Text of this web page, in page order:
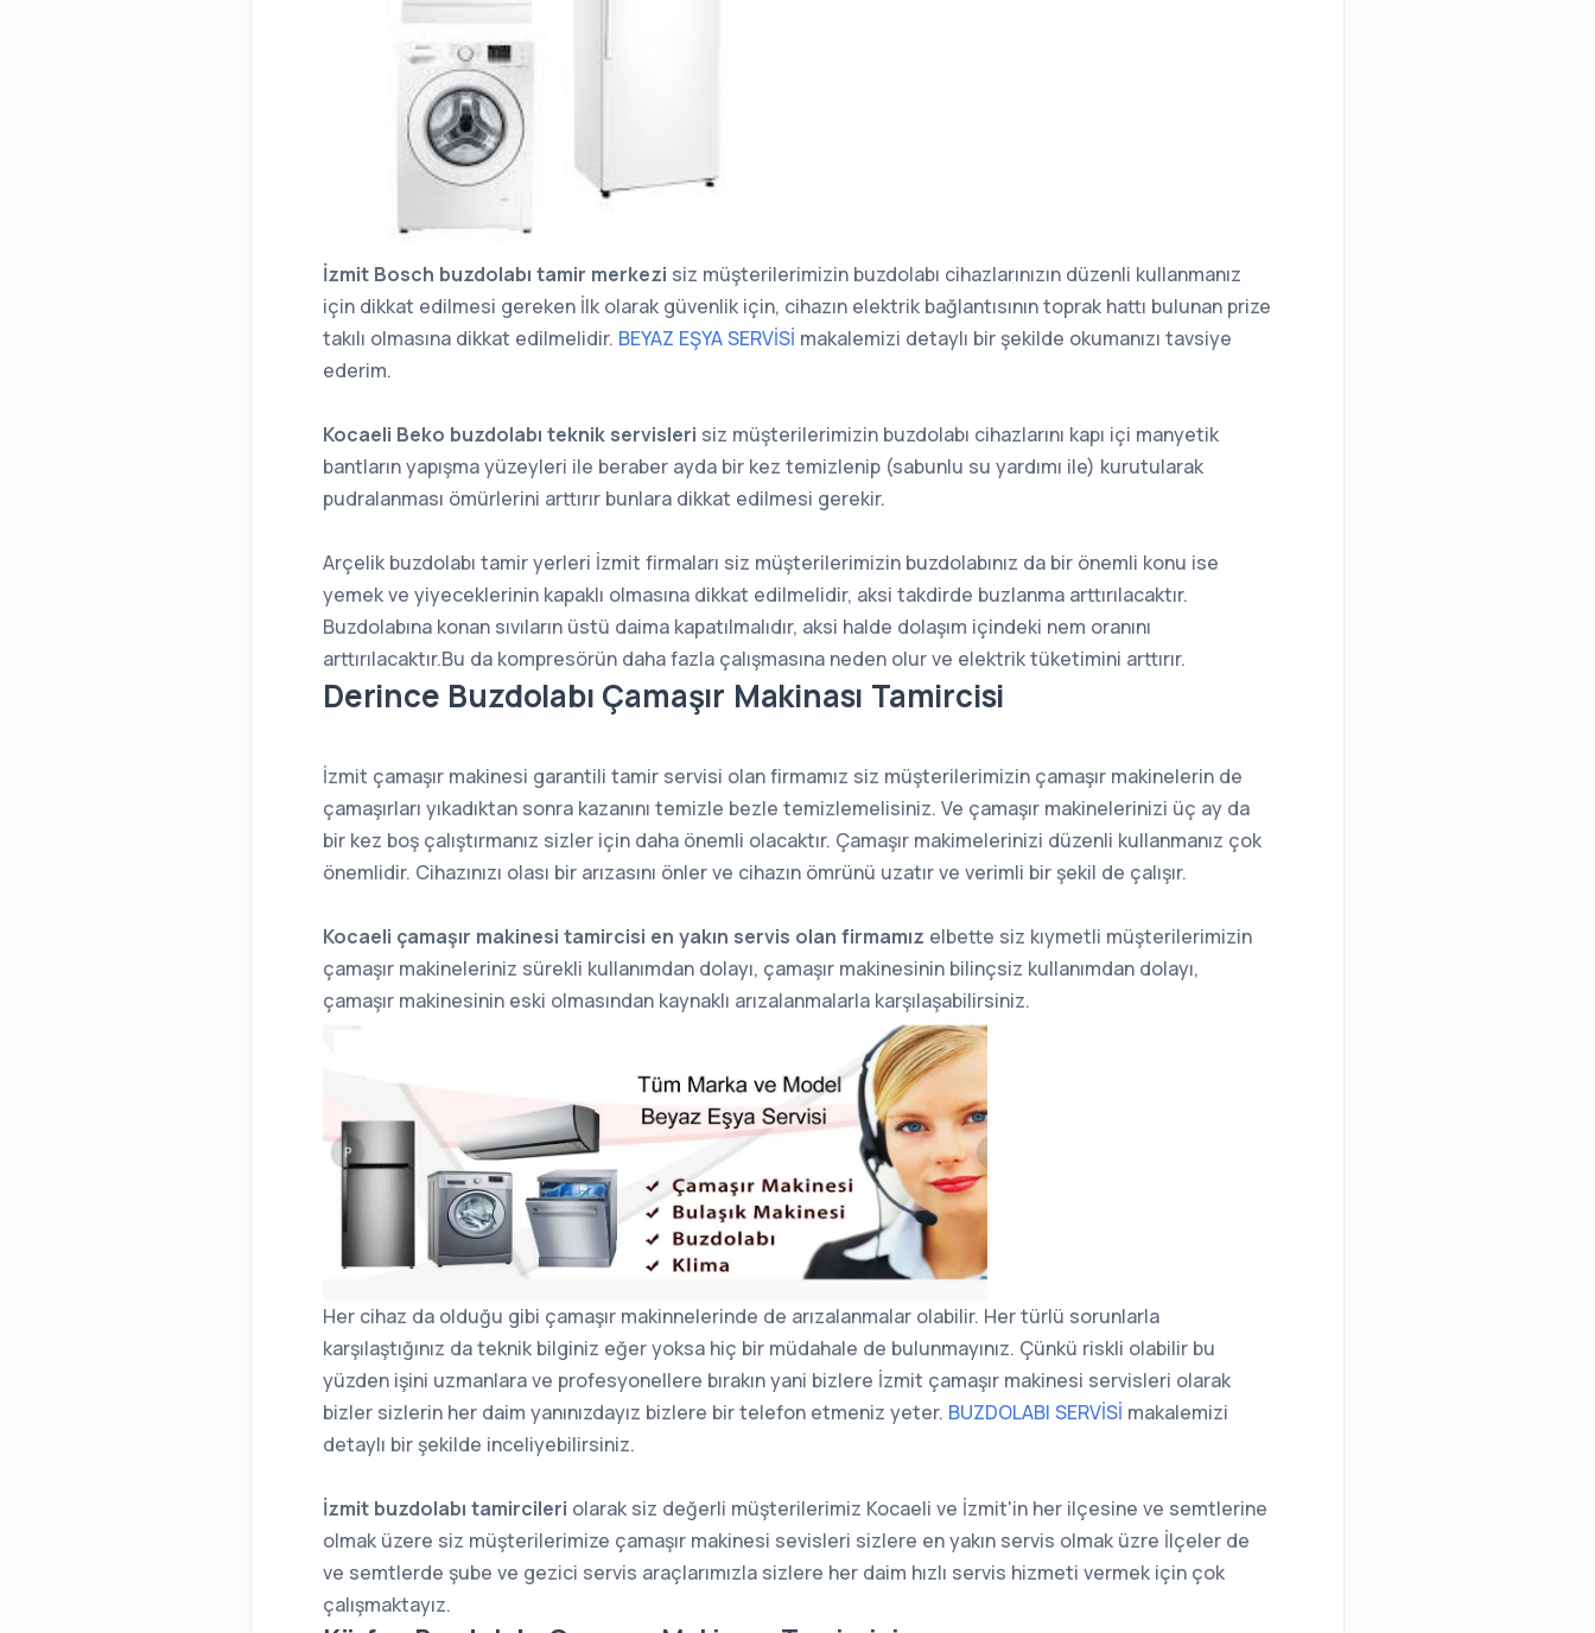
İzmit Bosch buzdolabı tamir merkezi siz müşterilerimizin buzdolabı cihazlarınızın düzenli kullanmanız
için dikkat edilmesi gereken İlk olarak güvenlik için, cihazın elektrik bağlantısının toprak hattı bulunan prize
takılı olmasına dikkat edilmelidir. BEYAZ EŞYA SERVİSİ makalemizi detaylı bir şekilde okumanızı tavsiye
ederim.
Kocaeli Beko buzdolabı teknik servisleri siz müşterilerimizin buzdolabı cihazlarını kapı içi manyetik
bantların yapışma yüzeyleri ile beraber ayda bir kez temizlenip (sabunlu su yardımı ile) kurutularak
pudralanması ömürlerini arttırır bunlara dikkat edilmesi gerekir.
Arçelik buzdolabı tamir yerleri İzmit firmaları siz müşterilerimizin buzdolabınız da bir önemli konu ise
yemek ve yiyeceklerinin kapaklı olmasına dikkat edilmelidir, aksi takdirde buzlanma arttırılacaktır.
Buzdolabına konan sıvıların üstü daima kapatılmalıdır, aksi halde dolaşım içindeki nem oranını
arttırılacaktır.Bu da kompresörün daha fazla çalışmasına neden olur ve elektrik tüketimini arttırır.
Derince Buzdolabı Çamaşır Makinası Tamircisi
İzmit çamaşır makinesi garantili tamir servisi olan firmamız siz müşterilerimizin çamaşır makinelerin de
çamaşırları yıkadıktan sonra kazanını temizle bezle temizlemelisiniz. Ve çamaşır makinelerinizi üç ay da
bir kez boş çalıştırmanız sizler için daha önemli olacaktır. Çamaşır makimelerinizi düzenli kullanmanız çok
önemlidir. Cihazınızı olası bir arızasını önler ve cihazın ömrünü uzatır ve verimli bir şekil de çalışır.
Kocaeli çamaşır makinesi tamircisi en yakın servis olan firmamız elbette siz kıymetli müşterilerimizin
çamaşır makineleriniz sürekli kullanımdan dolayı, çamaşır makinesinin bilinçsiz kullanımdan dolayı,
çamaşır makinesinin eski olmasından kaynaklı arızalanmalarla karşılaşabilirsiniz.
Her cihaz da olduğu gibi çamaşır makinnelerinde de arızalanmalar olabilir. Her türlü sorunlarla
karşılaştığınız da teknik bilginiz eğer yoksa hiç bir müdahale de bulunmayınız. Çünkü riskli olabilir bu
yüzden işini uzmanlara ve profesyonellere bırakın yani bizlere İzmit çamaşır makinesi servisleri olarak
bizler sizlerin her daim yanınızdayız bizlere bir telefon etmeniz yeter. BUZDOLABI SERVİSİ makalemizi
detaylı bir şekilde inceliyebilirsiniz.
İzmit buzdolabı tamircileri olarak siz değerli müşterilerimiz Kocaeli ve İzmit'in her ilçesine ve semtlerine
olmak üzere siz müşterilerimize çamaşır makinesi sevisleri sizlere en yakın servis olmak üzre İlçeler de
ve semtlerde şube ve gezici servis araçlarımızla sizlere her daim hızlı servis hizmeti vermek için çok
çalışmaktayız.